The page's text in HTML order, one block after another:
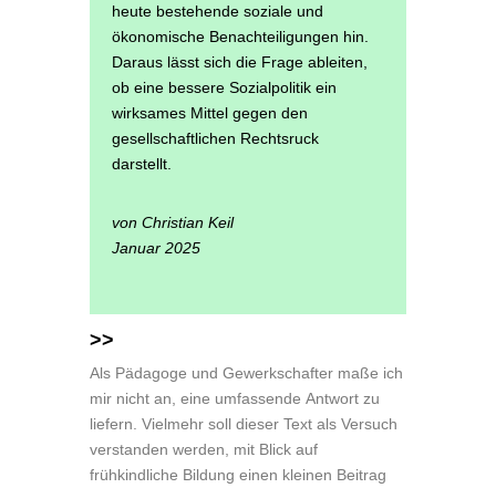
heute bestehende soziale und
ökonomische Benachteiligungen hin.
Daraus lässt sich die Frage ableiten,
ob eine bessere Sozialpolitik ein
wirksames Mittel gegen den
gesellschaftlichen Rechtsruck
darstellt.
von Christian Keil
Januar 2025
>>
Als Pädagoge und Gewerkschafter maße ich
mir nicht an, eine umfassende Antwort zu
liefern. Vielmehr soll dieser Text als Versuch
verstanden werden, mit Blick auf
frühkindliche Bildung einen kleinen Beitrag